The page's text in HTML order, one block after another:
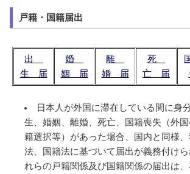
戸籍・国籍届出
出
生 届
婚
姻 届
離
婚 届
死
亡 届
日本人が外国に滞在している間に身
生、婚姻、離婚、死亡、国籍喪失（外
籍選択等）があった場合、国内と同様
法、国籍法に基づいて届出が義務付け
れらの戸籍関係及び国籍関係の届出は、